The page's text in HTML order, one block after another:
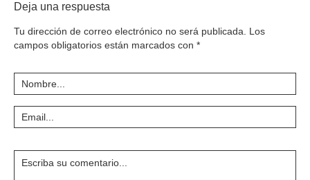
Deja una respuesta
Tu dirección de correo electrónico no será publicada. Los
campos obligatorios están marcados con *